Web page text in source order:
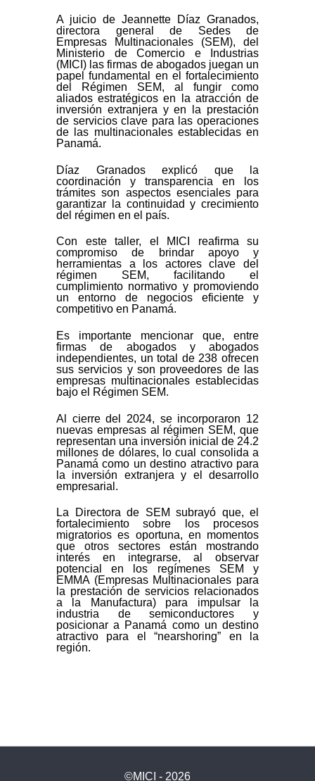
A juicio de Jeannette Díaz Granados,
directora general de Sedes de
Empresas Multinacionales (SEM), del
Ministerio de Comercio e Industrias
(MICI) las firmas de abogados juegan un
papel fundamental en el fortalecimiento
del Régimen SEM, al fungir como
aliados estratégicos en la atracción de
inversión extranjera y en la prestación
de servicios clave para las operaciones
de las multinacionales establecidas en
Panamá.
Díaz Granados explicó que la
coordinación y transparencia en los
trámites son aspectos esenciales para
garantizar la continuidad y crecimiento
del régimen en el país.
Con este taller, el MICI reafirma su
compromiso de brindar apoyo y
herramientas a los actores clave del
régimen SEM, facilitando el
cumplimiento normativo y promoviendo
un entorno de negocios eficiente y
competitivo en Panamá.
Es importante mencionar que, entre
firmas de abogados y abogados
independientes, un total de 238 ofrecen
sus servicios y son proveedores de las
empresas multinacionales establecidas
bajo el Régimen SEM.
Al cierre del 2024, se incorporaron 12
nuevas empresas al régimen SEM, que
representan una inversión inicial de 24.2
millones de dólares, lo cual consolida a
Panamá como un destino atractivo para
la inversión extranjera y el desarrollo
empresarial.
La Directora de SEM subrayó que, el
fortalecimiento sobre los procesos
migratorios es oportuna, en momentos
que otros sectores están mostrando
interés en integrarse, al observar
potencial en los regímenes SEM y
EMMA (Empresas Multinacionales para
la prestación de servicios relacionados
a la Manufactura) para impulsar la
industria de semiconductores y
posicionar a Panamá como un destino
atractivo para el “nearshoring” en la
región.
©MICI - 2026